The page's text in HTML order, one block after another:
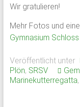
Wir gratulieren!
Mehr Fotos und
Gymnasium
Veröffentlicht unter
Plön, SRSV
Marinekutterregatta,